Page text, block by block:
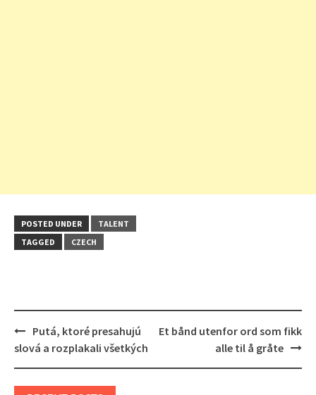
POSTED UNDER
TALENT
TAGGED
CZECH
Post
navigation
Putá, ktoré presahujú
slová a rozplakali všetkých
Et bånd utenfor ord som fikk
alle til å gråte